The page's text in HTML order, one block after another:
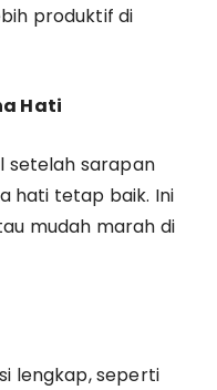
produktif di
Hati
setelah sarapan
hati tetap baik. Ini
mudah marah di
lengkap, seperti